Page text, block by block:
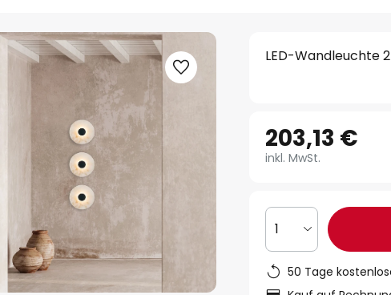
LED-Wandleuchte
203,13 €
inkl. MwSt.
1
50 Tage